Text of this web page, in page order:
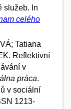
služeb. In
celého
Tatiana
Reflektivní
v
práca.
v sociální
1213-